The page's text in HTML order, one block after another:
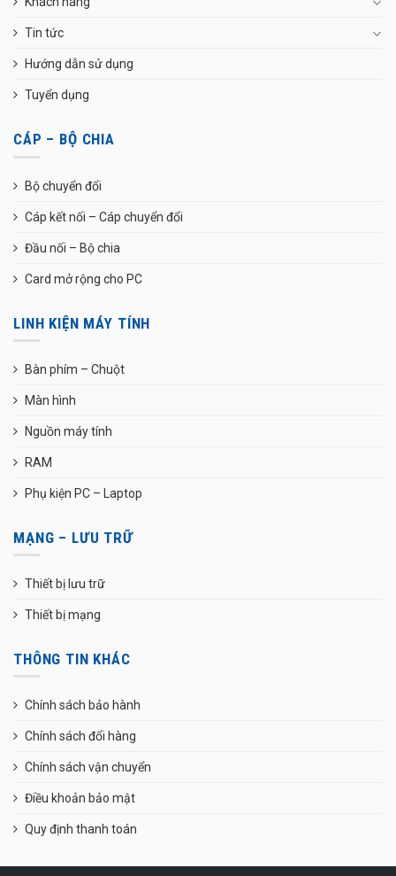
Tin tức
Hướng dẫn sử dụng
Tuyển dụng
CÁP – BỘ CHIA
Bộ chuyển đổi
Cáp kết nối – Cáp chuyển đổi
Đầu nối – Bộ chia
Card mở rộng cho PC
LINH KIỆN MÁY TÍNH
Bàn phím – Chuột
Màn hình
Nguồn máy tính
RAM
Phụ kiện PC – Laptop
MẠNG – LƯU TRỮ
Thiết bị lưu trữ
Thiết bị mạng
THÔNG TIN KHÁC
Chính sách bảo hành
Chính sách đổi hàng
Chính sách vận chuyển
Điều khoản bảo mật
Quy định thanh toán